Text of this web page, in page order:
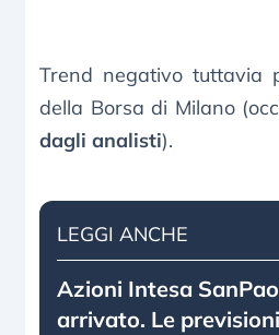
Trend negativo tuttavia
della Borsa di Milano
dagli analisti).
LEGGI ANCHE
Azioni Intesa
arrivato. Le